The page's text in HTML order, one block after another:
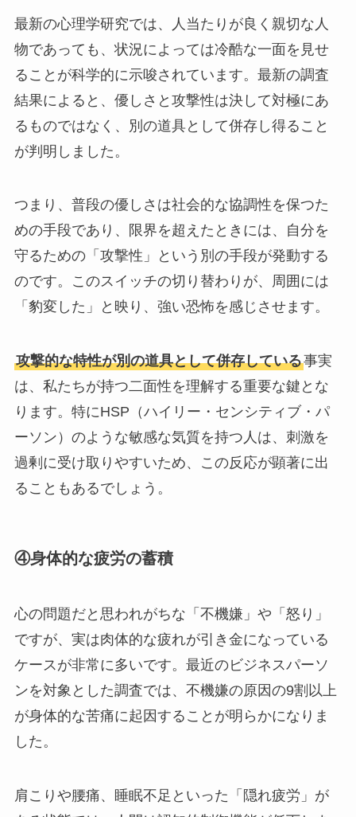
最新の心理学研究では、人当たりが良く親切な人
物であっても、状況によっては冷酷な一面を見せ
ることが科学的に示唆されています。最新の調査
結果によると、優しさと攻撃性は決して対極にあ
るものではなく、別の道具として併存し得ること
が判明しました。
つまり、普段の優しさは社会的な協調性を保つた
めの手段であり、限界を超えたときには、自分を
守るための「攻撃性」という別の手段が発動する
のです。このスイッチの切り替わりが、周囲には
「豹変した」と映り、強い恐怖を感じさせます。
攻撃的な特性が別の道具として併存している事実
は、私たちが持つ二面性を理解する重要な鍵とな
ります。特にHSP（ハイリー・センシティブ・パ
ーソン）のような敏感な気質を持つ人は、刺激を
過剰に受け取りやすいため、この反応が顕著に出
ることもあるでしょう。
④身体的な疲労の蓄積
心の問題だと思われがちな「不機嫌」や「怒り」
ですが、実は肉体的な疲れが引き金になっている
ケースが非常に多いです。最近のビジネスパーソ
ンを対象とした調査では、不機嫌の原因の9割以上
が身体的な苦痛に起因することが明らかになりま
した。
肩こりや腰痛、睡眠不足といった「隠れ疲労」が